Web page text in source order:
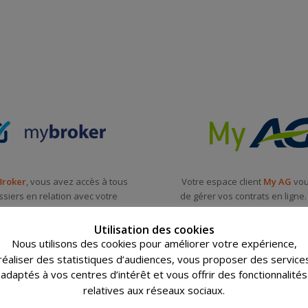
, vous avez accès à tous
en relation avec votre
assurances. Signez, déclarez
un message à votre
courtier.
Accès My Broker
Votre espace client My AG
de gérer vos contrats en ligne.
est spécifique à la
Insurance. C’est simple et
Accès My AG
Utilisation des cookies
Nous utilisons des cookies pour améliorer votre expérience,
des statistiques d’audiences, vous proposer des
adaptés à vos centres d’intérêt et vous offrir des fonctionnalités
relatives aux réseaux sociaux.